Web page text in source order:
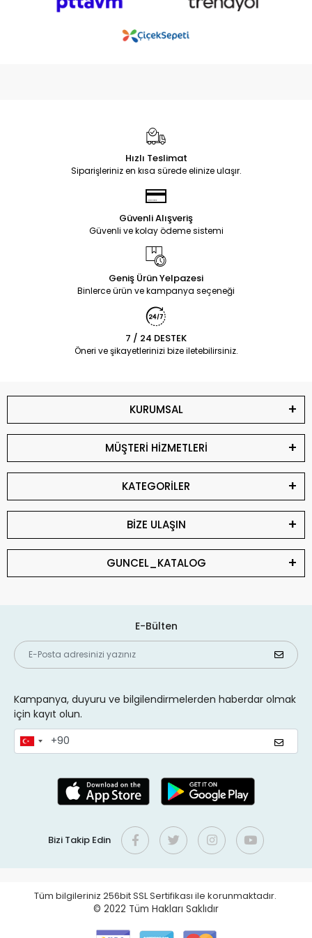
Hızlı Teslimat
Siparişleriniz en kısa sürede elinize ulaşır.
Güvenli Alışveriş
Güvenli ve kolay ödeme sistemi
Geniş Ürün Yelpazesi
Binlerce ürün ve kampanya seçeneği
7 / 24 DESTEK
Öneri ve şikayetlerinizi bize iletebilirsiniz.
KURUMSAL
MÜŞTERİ HİZMETLERİ
KATEGORİLER
BİZE ULAŞIN
GUNCEL_KATALOG
E-Bülten
Kampanya, duyuru ve bilgilendirmelerden haberdar olmak
için kayıt olun.
Bizi Takip Edin
Tüm bilgileriniz 256bit SSL Sertifikası ile korunmaktadır.
© 2022 Tüm Hakları Saklıdır